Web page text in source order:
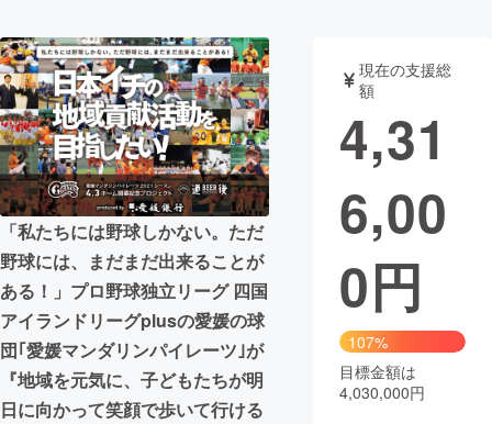
アート・写真 音楽
テクノロジー・ガジェット ゲーム・サ
映像・映画
ビジネス・起業
まちづくり・地域活性化
CAMPFIRE for Social Good
CAMPFIRE Creation
CAMPFIREふるさと納税machi-ya コミュニティ
「私たちには野球しかない。ただ
野球には、まだまだ出来ることが
ある！」プロ野球独立リーグ 四国
アイランドリーグplusの愛媛の球
団｢愛媛マンダリンパイレーツ｣が
『地域を元気に、子どもたちが明
日に向かって笑顔で歩いて行ける
現在の支援総
額
4,31
6,00
0円
107%
目標金額は
4,030,000円